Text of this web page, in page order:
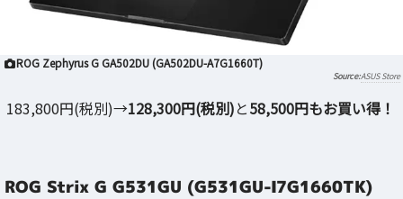
ROG Zephyrus G GA502DU (GA502DU-A7G1660T)
ASUS Store
183,800円(税別)→128,300円(税別)と58,500円もお買い得！
ROG Strix G G531GU (G531GU-I7G1660TK)